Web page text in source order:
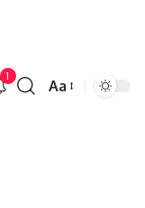
1
Font
Aa